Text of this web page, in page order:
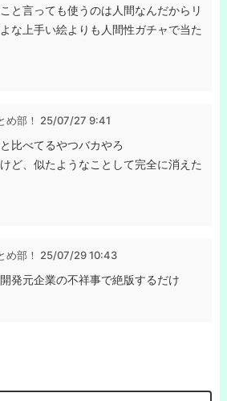
と言っても使うのは人間なんだからリ
な上手い絵よりも人間性ガチャで当た
部！ 25/07/27 9:41
比べてるやつバカやろ
ど、似たようなことして完全に消えた
部！ 25/07/29 10:43
発元企業の不祥事で絶版するだけ